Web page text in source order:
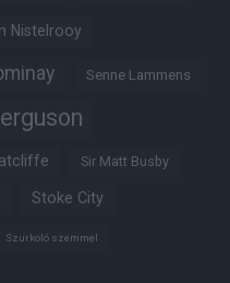
Nistelrooy
Senne Lammens
Sir Matt Busby
Stoke City
Szurkoló szemmel